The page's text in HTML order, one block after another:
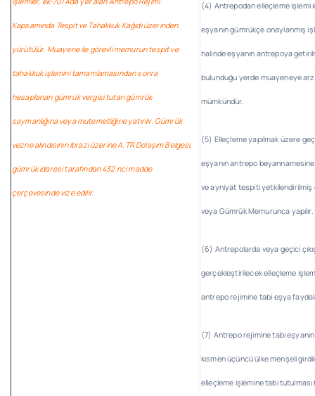
Kapsamında Tespit ve Tahakkuk Kağıdı üzerinden
yürütülür. Muayene ile görevli memurun tespit ve
tahakkuk işlemini tamamlamasından sonra
hesaplanan gümrük vergisi tutarı gümrük
saymanlığına veya mutemetliğine yatırılır. Gümrük
vezne alındısının ibrazı üzerine A.TR Dolaşım Belgesi,
gümrük idaresi tarafından 432 nci madde
çerçevesinde vize edilir.
(4) Antrepodan elleçleme işlemi
eşyanın gümrükçe onaylanmış
halinde eşyanın antrepoya
bulunduğu yerde muayeneye
mümkündür.
(5) Elleçleme yapılmak üzere
eşyanın antrepo
ve ayniyat tespiti yetkilendirilmiş
veya Gümrük Memurunca yapılır.
(6) Antrepolarda veya geçici
gerçekleştirilecek elleçleme
antrepo rejimine tabi eşya
(7) Antrepo rejimine tabi
kısmen üçüncü ülke menşeli
elleçleme işlemine tabi